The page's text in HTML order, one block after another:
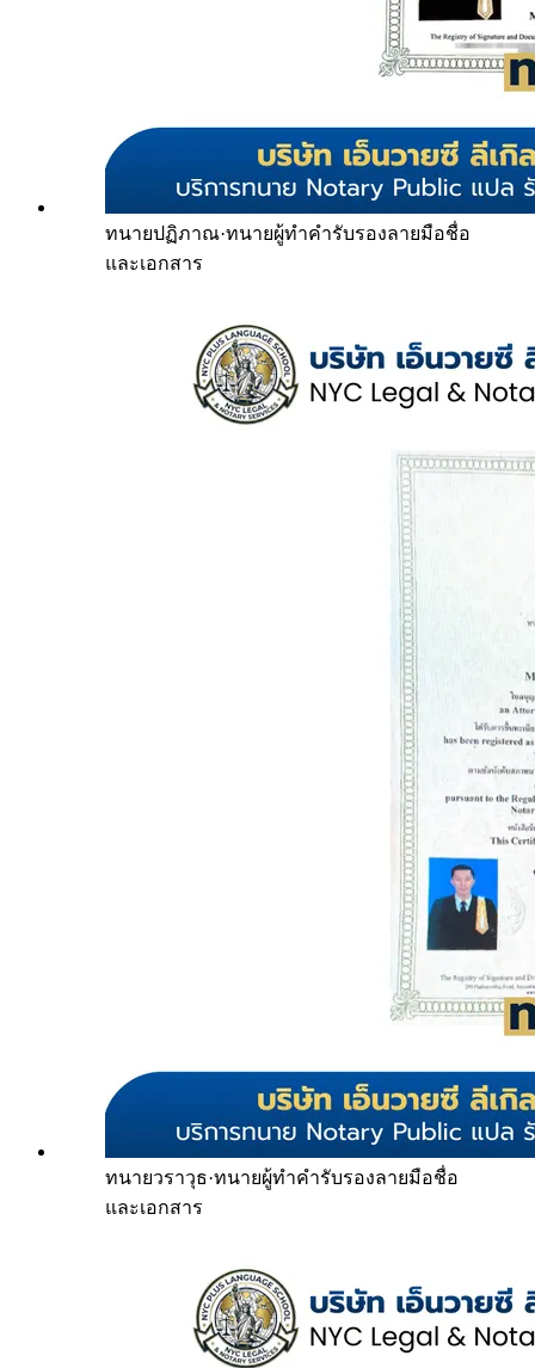
ทนายปฏิภาณ·ทนายผู้ทำคำรับรองลายมือชื่อ
และเอกสาร
ทนายวราวุธ·ทนายผู้ทำคำรับรองลายมือชื่อ
และเอกสาร